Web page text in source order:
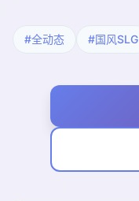
#全动态 #国风SLG